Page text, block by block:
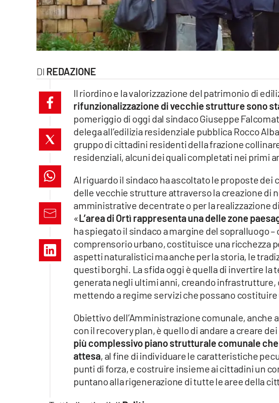
lacitymag.it
cosenzachannel.it
catanzarochannel.it
lacapitalenews.it
Vai
REDAZIONE
Il riordino e la valorizzazione del patrimonio di
rifunzionalizzazione di vecchie strutture sono
pomeriggio di oggi dal sindaco Giuseppe
delega all’edilizia residenziale pubblica Rocco
gruppo di cittadini residenti della frazione
residenziali, alcuni dei quali completati nei primi
Al riguardo il sindaco ha ascoltato le proposte
delle vecchie strutture attraverso la creazione di
amministrative decentrate o per la realizzazione
«L’area di Ortì rappresenta una delle zone
ha spiegato il sindaco a margine del sopralluogo
comprensorio urbano, costituisce una ricchezza
aspetti naturalistici ma anche per la storia, le
questi borghi. La sfida oggi è quella di invertire la
generata negli ultimi anni, creando
mettendo a regime servizi che possano
Obiettivo dell’Amministrazione comunale,
con il recovery plan, è quello di andare a creare
più complessivo piano strutturale comunale
attesa, al fine di individuare le caratteristiche
punti di forza, e costruire insieme ai cittadini un
puntano alla rigenerazione di tutte le aree della